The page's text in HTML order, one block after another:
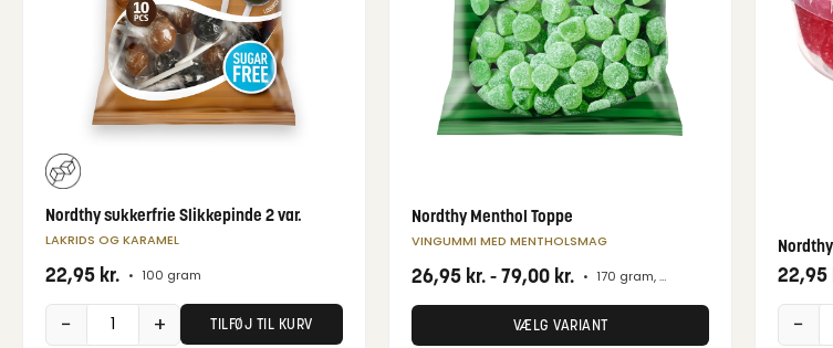
Nordthy sukkerfrie Slikkepinde 2 var.
LAKRIDS OG KARAMEL
22,95 kr. • 100 gram
− + TILFØJ TIL KURV
Nordthy Menthol Toppe
VINGUMMI MED MENTHOLSMAG
26,95 kr.-79,00 kr. • 170 gram, 750 gram
VÆLG VARIANT
22,95
−